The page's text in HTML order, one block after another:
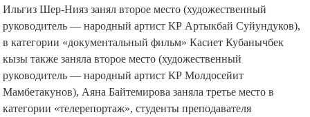
Ильгиз Шер-Нияз занял второе место (художественный
руководитель — народный артист КР Артыкбай Суйундуков),
в категории «документальный фильм» Касиет Кубанычбек
кызы также заняла второе место (художественный
руководитель — народный артист КР Молдосейит
Мамбетакунов), Аяна Байтемирова заняла третье место в
категории «телерепортаж», студенты преподавателя